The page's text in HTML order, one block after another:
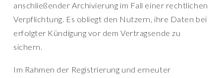
anschließender Archivierung im Fall einer rechtlichen
Verpflichtung. Es obliegt den Nutzern, ihre Daten bei
erfolgter Kündigung vor dem Vertragsende zu
sichern.
Im Rahmen der Registrierung und erneuter